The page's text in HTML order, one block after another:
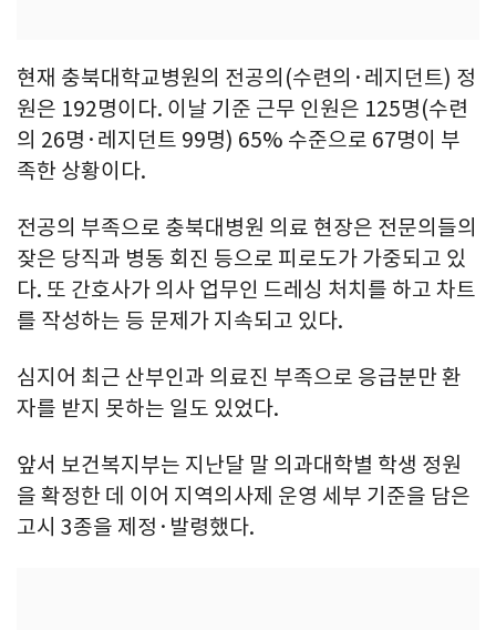
현재 충북대학교병원의 전공의(수련의·레지던트) 정
원은 192명이다. 이날 기준 근무 인원은 125명(수련
의 26명·레지던트 99명) 65% 수준으로 67명이 부
족한 상황이다.
전공의 부족으로 충북대병원 의료 현장은 전문의들의
잦은 당직과 병동 회진 등으로 피로도가 가중되고 있
다. 또 간호사가 의사 업무인 드레싱 처치를 하고 차트
를 작성하는 등 문제가 지속되고 있다.
심지어 최근 산부인과 의료진 부족으로 응급분만 환
자를 받지 못하는 일도 있었다.
앞서 보건복지부는 지난달 말 의과대학별 학생 정원
을 확정한 데 이어 지역의사제 운영 세부 기준을 담은
고시 3종을 제정·발령했다.